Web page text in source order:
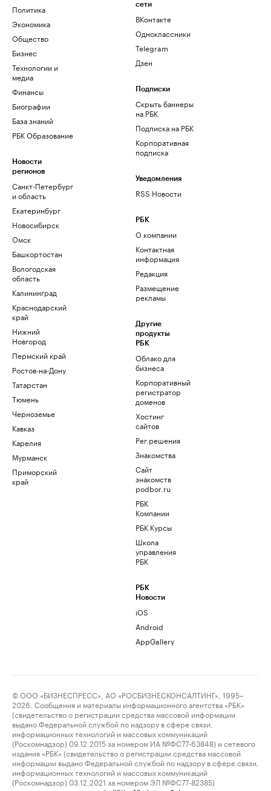
Политика
Экономика
Общество
Бизнес
Технологии и
медиа
Финансы
Биографии
База знаний
РБК Образование
Новости
регионов
Санкт-Петербург
и область
Екатеринбург
Новосибирск
Омск
Башкортостан
Вологодская
область
Калининград
Краснодарский
край
Нижний
Новгород
Пермский край
Ростов-на-Дону
Татарстан
Тюмень
Черноземье
Кавказ
Карелия
Мурманск
Приморский
край
сети
ВКонтакте
Одноклассники
Telegram
Дзен
Подписки
Скрыть баннеры
на РБК
Подписка на РБК
Корпоративная
подписка
Уведомления
RSS Новости
РБК
О компании
Контактная
информация
Редакция
Размещение
рекламы
Другие
продукты
РБК
Облако для
бизнеса
Корпоративный
регистратор
доменов
Хостинг
сайтов
Рег.решения
Знакомства
Сайт
знакомств
podbor.ru
РБК
Компании
РБК Курсы
Школа
управления
РБК
РБК
Новости
iOS
Android
AppGallery
© ООО «БИЗНЕСПРЕСС», АО «РОСБИЗНЕСКОНСАЛТИНГ», 1995–
2026. Сообщения и материалы информационного агентства «РБК»
(свидетельство о регистрации средства массовой информации
выдано Федеральной службой по надзору в сфере связи,
информационных технологий и массовых коммуникаций
(Роскомнадзор) 09.12.2015 за номером ИА №ФС77-63848) и сетевого
издания «РБК» (свидетельство о регистрации средства массовой
информации выдано Федеральной службой по надзору в сфере связи,
информационных технологий и массовых коммуникаций
(Роскомнадзор) 03.12.2021 за номером ЭЛ №ФС77-82385)